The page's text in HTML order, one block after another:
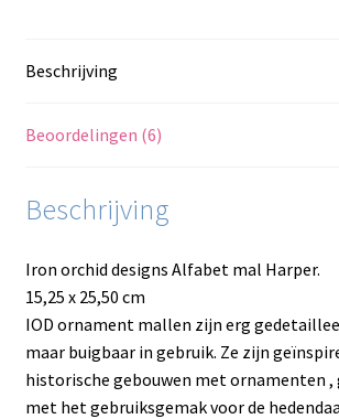
Beschrijving
Beoordelingen (6)
Beschrijving
Iron orchid designs Alfabet mal Harper.
15,25 x 25,50 cm
IOD ornament mallen zijn erg
maar buigbaar in gebruik. Ze zijn
historische gebouwen met ornamenten ,
met het gebruiksgemak voor de